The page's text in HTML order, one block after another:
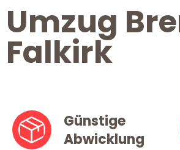
Umzug
Falkirk
Günstige
Abwicklung